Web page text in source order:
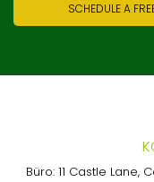
SCHEDULE A
Büro: 11 Castle Lane,